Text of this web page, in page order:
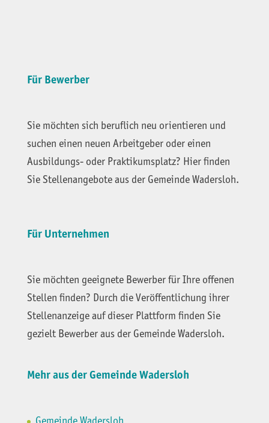
Für Bewerber
Sie möchten sich beruflich neu orientieren und
suchen einen neuen Arbeitgeber oder einen
Ausbildungs- oder Praktikumsplatz? Hier finden
Sie Stellenangebote aus der Gemeinde Wadersloh.
Für Unternehmen
Sie möchten geeignete Bewerber für Ihre offenen
Stellen finden? Durch die Veröffentlichung ihrer
Stellenanzeige auf dieser Plattform finden Sie
gezielt Bewerber aus der Gemeinde Wadersloh.
Mehr aus der Gemeinde Wadersloh